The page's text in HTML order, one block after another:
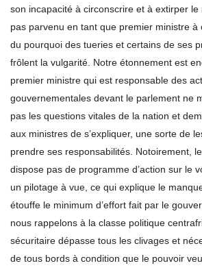
son incapacité à circonscrire et à extirper le
pas parvenu en tant que premier ministre
du pourquoi des tueries et certains de ses
frôlent la vulgarité. Notre étonnement est
premier ministre qui est responsable des
gouvernementales devant le parlement ne
pas les questions vitales de la nation et
aux ministres de s’expliquer, une sorte de
prendre ses responsabilités. Notoirement,
dispose pas de programme d’action sur le
un pilotage à vue, ce qui explique le
étouffe le minimum d’effort fait par le
nous rappelons à la classe politique
sécuritaire dépasse tous les clivages et
de tous bords à condition que le pouvoir